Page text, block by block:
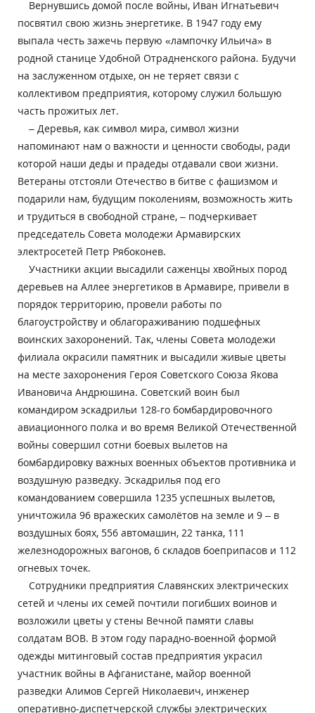
Вернувшись домой после войны, Иван Игнатьевич
посвятил свою жизнь энергетике. В 1947 году ему
выпала честь зажечь первую «лампочку Ильича» в
родной станице Удобной Отрадненского района. Будучи
на заслуженном отдыхе, он не теряет связи с
коллективом предприятия, которому служил большую
часть прожитых лет.
– Деревья, как символ мира, символ жизни
напоминают нам о важности и ценности свободы, ради
которой наши деды и прадеды отдавали свои жизни.
Ветераны отстояли Отечество в битве с фашизмом и
подарили нам, будущим поколениям, возможность жить
и трудиться в свободной стране, – подчеркивает
председатель Совета молодежи Армавирских
электросетей Петр Рябоконев.
Участники акции высадили саженцы хвойных пород
деревьев на Аллее энергетиков в Армавире, привели в
порядок территорию, провели работы по
благоустройству и облагораживанию подшефных
воинских захоронений. Так, члены Совета молодежи
филиала окрасили памятник и высадили живые цветы
на месте захоронения Героя Советского Союза Якова
Ивановича Андрюшина. Советский воин был
командиром эскадрильи 128-го бомбардировочного
авиационного полка и во время Великой Отечественной
войны совершил сотни боевых вылетов на
бомбардировку важных военных объектов противника и
воздушную разведку. Эскадрилья под его
командованием совершила 1235 успешных вылетов,
уничтожила 96 вражеских самолётов на земле и 9 – в
воздушных боях, 556 автомашин, 22 танка, 111
железнодорожных вагонов, 6 складов боеприпасов и 112
огневых точек.
Сотрудники предприятия Славянских электрических
сетей и члены их семей почтили погибших воинов и
возложили цветы у стены Вечной памяти славы
солдатам ВОВ. В этом году парадно-военной формой
одежды митинговый состав предприятия украсил
участник войны в Афганистане, майор военной
разведки Алимов Сергей Николаевич, инженер
оперативно-диспетчерской службы электрических